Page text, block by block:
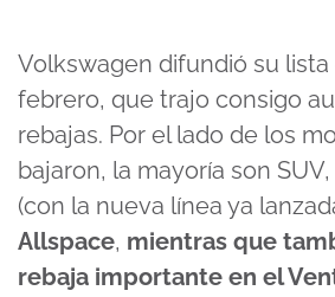
Volkswagen difundió su
febrero, que trajo consigo
rebajas. Por el lado de los
bajaron, la mayoría son
(con la nueva línea ya
Allspace, mientras que
rebaja importante en el